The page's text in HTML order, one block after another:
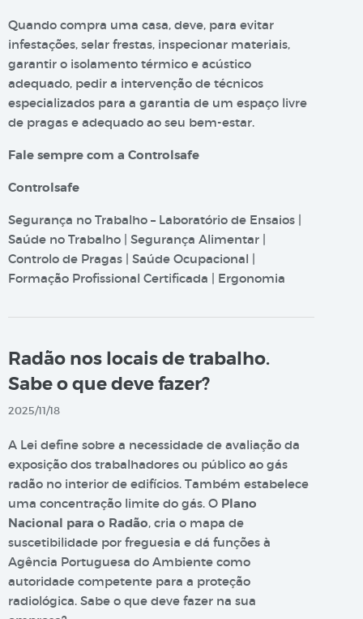
Quando compra uma casa, deve, para evitar
infestações, selar frestas, inspecionar materiais,
garantir o isolamento térmico e acústico
adequado, pedir a intervenção de técnicos
especializados para a garantia de um espaço livre
de pragas e adequado ao seu bem-estar.
Fale sempre com a Controlsafe
Controlsafe
Segurança no Trabalho – Laboratório de Ensaios |
Saúde no Trabalho | Segurança Alimentar |
Controlo de Pragas | Saúde Ocupacional |
Formação Profissional Certificada | Ergonomia
Radão nos locais de trabalho.
Sabe o que deve fazer?
2025/11/18
A Lei define sobre a necessidade de avaliação da
exposição dos trabalhadores ou público ao gás
radão no interior de edifícios. Também estabelece
uma concentração limite do gás. O Plano
Nacional para o Radão, cria o mapa de
suscetibilidade por freguesia e dá funções à
Agência Portuguesa do Ambiente como
autoridade competente para a proteção
radiológica. Sabe o que deve fazer na sua